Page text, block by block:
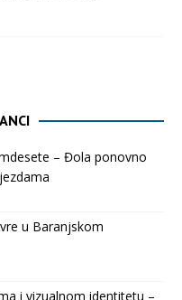
– Đola ponovno
u Baranjskom
i vizualnom identitetu –